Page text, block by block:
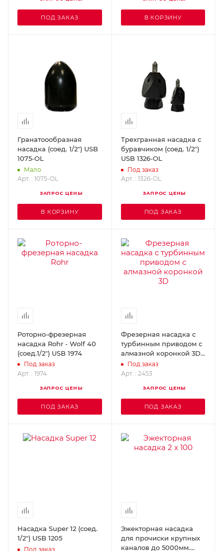
ПОД ЗАКАЗ В КОРЗИНУ
Гранатоообразная
насадка (соед. 1/2") USB
1075-OL
Мало
Арт. : 1075-OL
ЗАПРОС ЦЕНЫ
В КОРЗИНУ
Трехгранная насадка с
буравчиком (соед. 1/2")
USB 1326-OL
Под заказ
Арт. : 1326-OL
ЗАПРОС ЦЕНЫ
ПОД ЗАКАЗ
Роторно-фрезерная
насадка Rohr - Wolf 40
(соед.1/2") USB 1974
Под заказ
Арт. : 1974
ЗАПРОС ЦЕНЫ
ПОД ЗАКАЗ
Фрезерная насадка с
турбинным приводом с
алмазной коронкой 3D
95 мм (соед.1.1/4") USB
2453
Под заказ
Арт. : 2453
ЗАПРОС ЦЕНЫ
ПОД ЗАКАЗ
Насадка Super 12 (соед.
1/2") USB 1205
Под заказ
Эжекторная насадка
для прочиски крупных
каналов до 5000мм.